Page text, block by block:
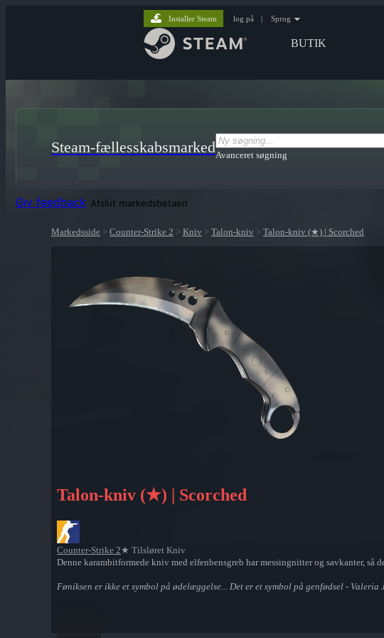
BUTIK
Installer Steam log på | Sprog
Steam-fællesskabsmarkedAvanceret søgning
Giv feedback Afslut markedsbetaen
Markedsside > Counter-Strike 2 > Kniv > Talon-kniv > Talon-kniv (★) | Scorched
Talon-kniv (★) | Scorched
Counter-Strike 2★ Tilsløret Kniv
Denne karambitformede kniv med elfenbensgreb har messingnitter og savkanter,
Føniksen er ikke et symbol på ødelæggelse... Det er et symbol på genfødsel -